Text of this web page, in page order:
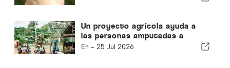
Un proyecto agrícola ayuda a
las personas amputadas a
rehacer sus vidas
En - 25 Jul 2026